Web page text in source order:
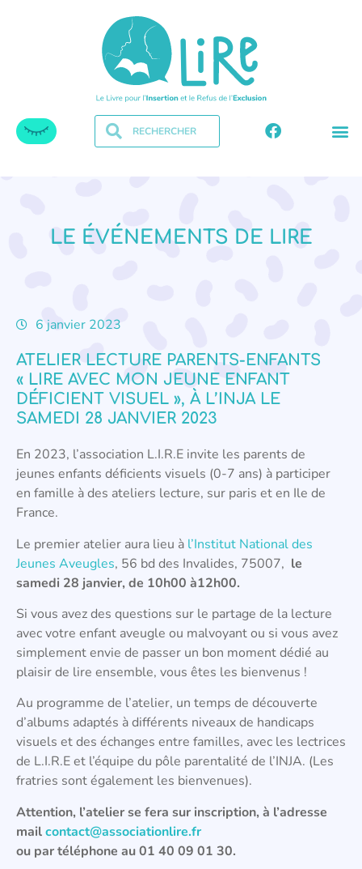
LE ÉVÉNEMENTS DE LIRE
6 janvier 2023
ATELIER LECTURE PARENTS-ENFANTS
« LIRE AVEC MON JEUNE ENFANT
DÉFICIENT VISUEL », À L’INJA LE
SAMEDI 28 JANVIER 2023
En 2023, l’association L.I.R.E invite les parents de
jeunes enfants déficients visuels (0-7 ans) à participer
en famille à des ateliers lecture, sur paris et en Ile de
France.
Le premier atelier aura lieu à l’Institut National des
Jeunes Aveugles, 56 bd des Invalides, 75007, le
samedi 28 janvier, de 10h00 à12h00.
Si vous avez des questions sur le partage de la lecture
avec votre enfant aveugle ou malvoyant ou si vous avez
simplement envie de passer un bon moment dédié au
plaisir de lire ensemble, vous êtes les bienvenus !
Au programme de l’atelier, un temps de découverte
d’albums adaptés à différents niveaux de handicaps
visuels et des échanges entre familles, avec les lectrices
de L.I.R.E et l’équipe du pôle parentalité de l’INJA. (Les
fratries sont également les bienvenues).
Attention, l’atelier se fera sur inscription, à l’adresse
mailcontact@associationlire.fr
ou par téléphone au 01 40 09 01 30.